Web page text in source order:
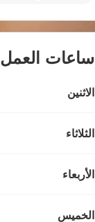
ساعات العمل
الاثنين
الثلاثاء
الأربعاء
الخميس